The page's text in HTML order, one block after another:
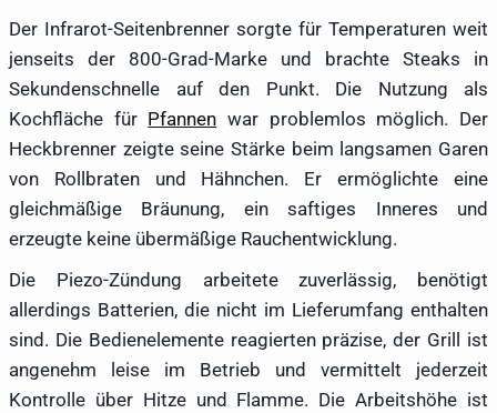
Der Infrarot-Seitenbrenner sorgte für Temperaturen weit
jenseits der 800-Grad-Marke und brachte Steaks in
Sekundenschnelle auf den Punkt. Die Nutzung als
Kochfläche für Pfannen war problemlos möglich. Der
Heckbrenner zeigte seine Stärke beim langsamen Garen
von Rollbraten und Hähnchen. Er ermöglichte eine
gleichmäßige Bräunung, ein saftiges Inneres und
erzeugte keine übermäßige Rauchentwicklung.
Die Piezo-Zündung arbeitete zuverlässig, benötigt
allerdings Batterien, die nicht im Lieferumfang enthalten
sind. Die Bedienelemente reagierten präzise, der Grill ist
angenehm leise im Betrieb und vermittelt jederzeit
Kontrolle über Hitze und Flamme. Die Arbeitshöhe ist